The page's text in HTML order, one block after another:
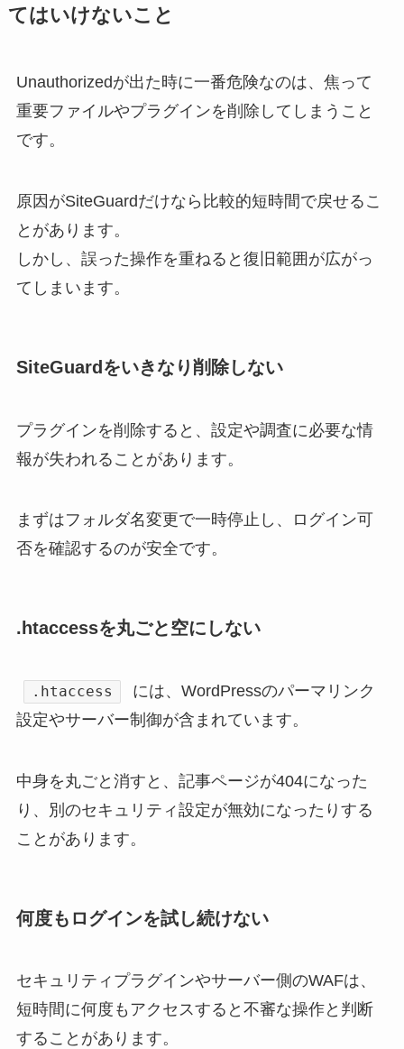
てはいけないこと
Unauthorizedが出た時に一番危険なのは、焦って
重要ファイルやプラグインを削除してしまうこと
です。
原因がSiteGuardだけなら比較的短時間で戻せるこ
とがあります。
しかし、誤った操作を重ねると復旧範囲が広がっ
てしまいます。
SiteGuardをいきなり削除しない
プラグインを削除すると、設定や調査に必要な情
報が失われることがあります。
まずはフォルダ名変更で一時停止し、ログイン可
否を確認するのが安全です。
.htaccessを丸ごと空にしない
.htaccess
には、WordPressのパーマリンク
設定やサーバー制御が含まれています。
中身を丸ごと消すと、記事ページが404になった
り、別のセキュリティ設定が無効になったりする
ことがあります。
何度もログインを試し続けない
セキュリティプラグインやサーバー側のWAFは、
短時間に何度もアクセスすると不審な操作と判断
することがあります。